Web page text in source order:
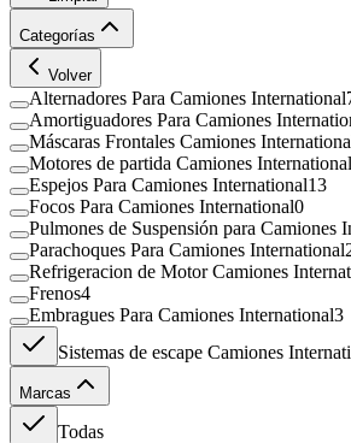
Categorías
Volver
Alternadores Para Camiones International
Amortiguadores Para Camiones
Máscaras Frontales Camiones
Motores de partida Camiones International
Espejos Para Camiones International13
Focos Para Camiones International0
Pulmones de Suspensión para Camiones
Parachoques Para Camiones International
Refrigeracion de Motor Camiones
Frenos4
Embragues Para Camiones International3
Sistemas de escape Camiones
Marcas
Todas